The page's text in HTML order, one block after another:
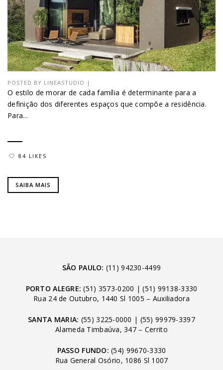
POSTED BY LINEASTUDIO |
O estilo de morar de cada família é determinante para a
definição dos diferentes espaços que compõe a residência.
Para...
84 LIKES
SAIBA MAIS
SÃO PAULO: (11) 94230-4499
PORTO ALEGRE: (51) 3573-0200 |(51) 99138-3330
Rua 24 de Outubro, 1440 Sl 1005 – Auxiliadora
SANTA MARIA: (55) 3225-0000 | (55) 99979-3397
Alameda Timbaúva, 347 – Cerrito
PASSO FUNDO: (54) 99670-3330
Rua General Osório, 1086 Sl 1007